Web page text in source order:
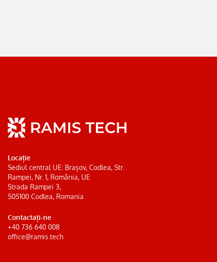
Locație
Sediul central UE: Brașov, Codlea, Str.
Rampei, Nr. 1, România, UE
Strada Rampei 3,
505100 Codlea, Romania
Contactați-ne
+40 736 640 008
office@ramis.tech